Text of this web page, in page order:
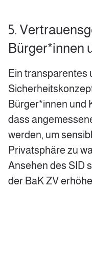
5.
Bürger*innen
Ein transparentes
Bürger*innen und
dass
werden, um
Privatsphäre zu
Ansehen des SID
der BaK ZV